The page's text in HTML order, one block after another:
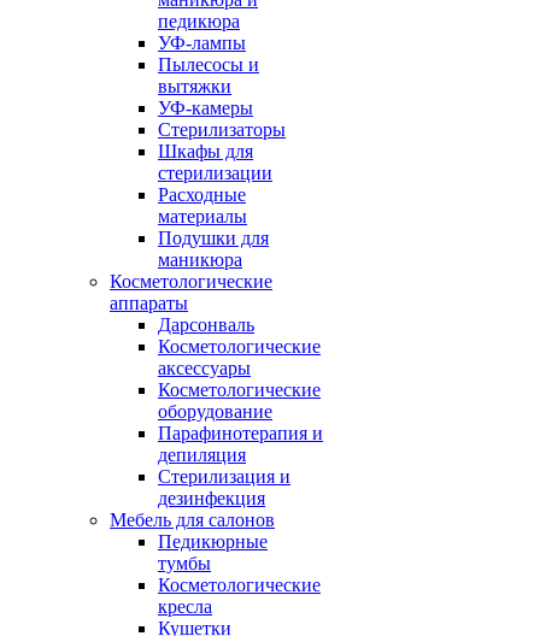
педикюра
УФ-лампы
Пылесосы и
вытяжки
УФ-камеры
Стерилизаторы
Шкафы для
стерилизации
Расходные
материалы
Подушки для
маникюра
Косметологические
аппараты
Дарсонваль
Косметологические
аксессуары
Косметологические
оборудование
Парафинотерапия и
депиляция
Стерилизация и
дезинфекция
Мебель для салонов
Педикюрные
тумбы
Косметологические
кресла
Кушетки